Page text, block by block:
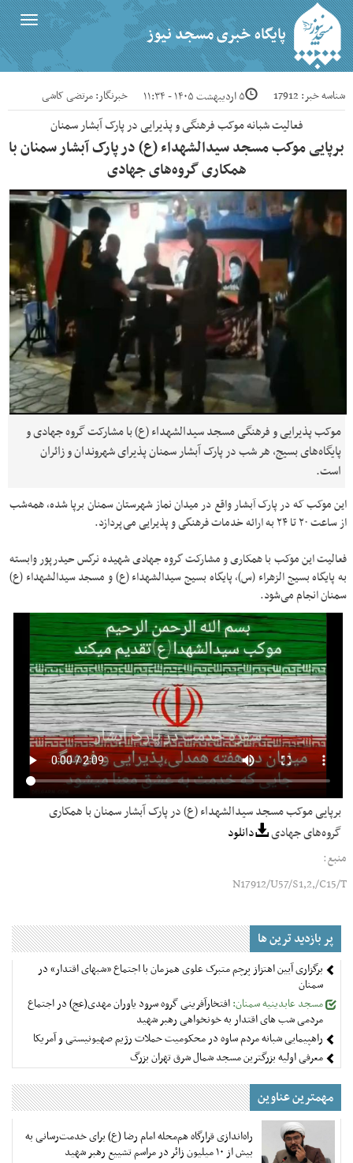
پایگاه خبری مسجد نیوز
Toggle
شناسه خبر: 17912 ۵ اردیبهشت ۱۴۰۵ - ۱۱:۳۴ خبرنگار: مرتضی کاشی
فعالیت شبانه موکب فرهنگی و پذیرایی در پارک آبشار سمنان
برپایی موکب مسجد سیدالشهداء (ع) در پارک آبشار سمنان با
همکاری گروه‌های جهادی
موکب پذیرایی و فرهنگی مسجد سیدالشهداء (ع) با مشارکت گروه جهادی و
پایگاه‌های بسیج، هر شب در پارک آبشار سمنان پذیرای شهروندان و زائران
است.
این موکب که در پارک آبشار واقع در میدان نماز شهرستان سمنان برپا شده، همه‌شب
از ساعت ۲۰ تا ۲۴ به ارائه خدمات فرهنگی و پذیرایی می‌پردازد.
فعالیت این موکب با همکاری و مشارکت گروه جهادی شهیده نرگس حیدرپور وابسته
به پایگاه بسیج الزهراء (س)، پایگاه بسیج سیدالشهداء (ع) و مسجد سیدالشهداء (ع)
سمنان انجام می‌شود.
برپایی موکب مسجد سیدالشهداء (ع) در پارک آبشار سمنان با همکاری
گروه‌های جهادی
دانلود
منبع:
N17912/U57/S1,2,/C15/T
پر بازدید ترین ها
برگزاری آیین اهتزاز پرچم متبرک علوی همزمان با اجتماع «شبهای اقتدار» در
سمنان
مسجد عابدینیه سمنان:افتخارآفرینی گروه سرود یاوران مهدی(عج) در اجتماع
مردمی شب های اقتدار به خونخواهی رهبر شهید
راهپیمایی شبانه مردم ساوه در محکومیت حملات رژیم صهیونیستی و آمریکا
معرفی اولیه بزرگترین مسجد شمال شرق تهران بزرگ
مهمترین عناوین
راه‌اندازی قرارگاه هم‌محله امام رضا (ع) برای خدمت‌رسانی به
بیش از ۱۰ میلیون زائر در مراسم تشییع رهبر شهید